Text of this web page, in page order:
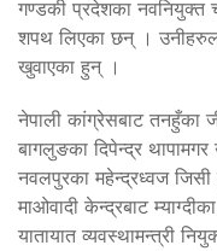
गण्डकी प्रदेशका नवनियुक्त
शपथ लिएका छन् ।
खुवाएका हुन् ।
नेपाली कांग्रेसबाट तनहुँका
बागलुङका दिपेन्द्र थापामगर
नवलपुरका महेन्द्रध्वज जिसी
माओवादी केन्द्रबाट
यातायात व्यवस्थामन्त्री